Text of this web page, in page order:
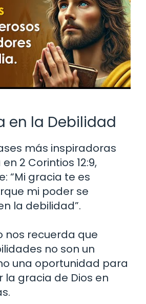
en la Debilidad
más inspiradoras
2 Corintios 12:9,
“Mi gracia te es
mi poder se
la debilidad”.
nos recuerda que
no son un
una oportunidad para
la gracia de Dios en